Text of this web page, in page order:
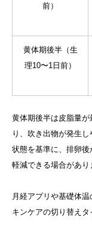
前）
黄体期後半（生
理10〜1日前）
黄体期後半は皮脂量
り、吹き出物が発生
状態を基準に、排卵
軽減できる場合があり
月経アプリや基礎体
キンケアの切り替えタ